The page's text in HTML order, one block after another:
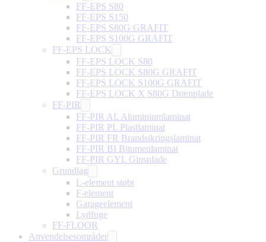
FF-EPS S80
FF-EPS S150
FF-EPS S80G GRAFIT
FF-EPS S100G GRAFIT
FF-EPS LOCK
FF-EPS LOCK S80
FF-EPS LOCK S80G GRAFIT
FF-EPS LOCK S100G GRAFIT
FF-EPS LOCK X S80G Drænplade
FF-PIR
FF-PIR AL Aluminiumlaminat
FF-PIR PL Plastlaminat
FF-PIR FR Brandsikringslaminat
FF-PIR BI Bitumenlaminat
FF-PIR GYL Gipsplade
Grundlag
L-element støbt
F-element
Garageelement
Lydfuge
FF-FLOOR
Anvendelsesområder